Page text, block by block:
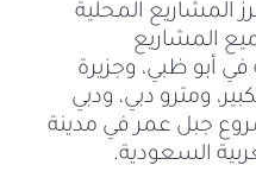
المشاريع المحلية
المشاريع
في أبو ظبي، وجزيرة
ومترو دبي، ودبي
جبل عمر في مدينة
السعودية.